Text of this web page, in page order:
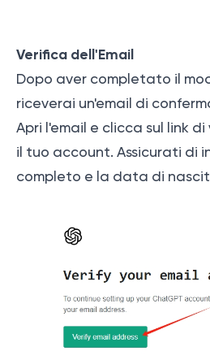
Verifica dell'Email
Dopo aver completato il
riceverai un'email di
Apri l'email e clicca sul link
il tuo account. Assicurati di
completo e la data di